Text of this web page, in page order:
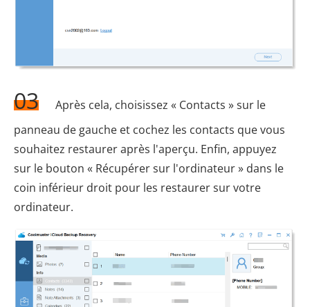
03
Après cela, choisissez « Contacts » sur le
panneau de gauche et cochez les contacts que vous
souhaitez restaurer après l'aperçu. Enfin, appuyez
sur le bouton « Récupérer sur l'ordinateur » dans le
coin inférieur droit pour les restaurer sur votre
ordinateur.